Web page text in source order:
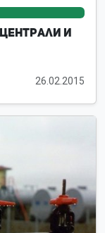
и
26.02.2015